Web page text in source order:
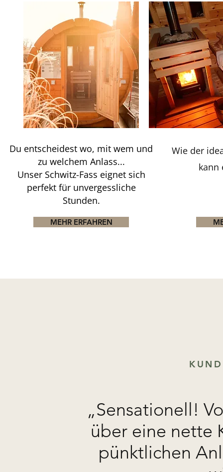
Du entscheidest wo, mit wem und
zu welchem Anlass...
Unser Schwitz-Fass eignet sich
perfekt fürunvergessliche
Stunden.
MEHR ERFAHREN
Wie der
kann
„Sensationell!
über eine nette
pünktlichen